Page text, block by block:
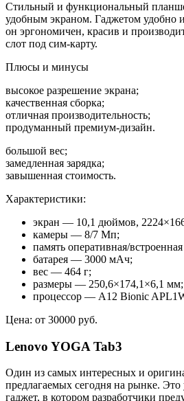
Стильный и функциональный
удобным экраном. Гаджетом удобно
он эргономичен, красив и
слот под сим-карту.
Плюсы и минусы
высокое разрешение экрана;
качественная сборка;
отличная производительность;
продуманный премиум-дизайн.
большой вес;
замедленная зарядка;
завышенная стоимость.
Характеристики:
экран — 10,1 дюймов,
камеры — 8/7 Мп;
память оперативная/
батарея — 3000 мАч;
вес — 464 г;
размеры — 250,6×174,1×6,1 мм;
процессор — A12 Bionic
Цена: от 30000 руб.
Lenovo YOGA Tab3
Один из самых интересных и
предлагаемых сегодня на рынке.
гаджет, в котором разработчики